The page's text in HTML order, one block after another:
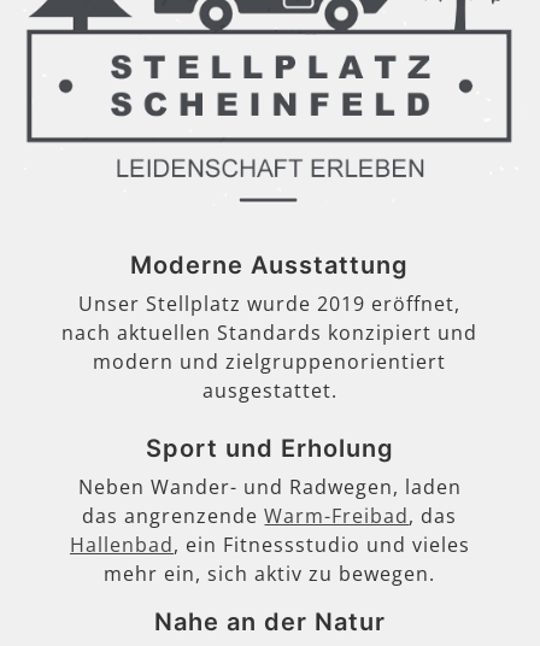
Moderne Ausstattung
Unser Stellplatz wurde 2019 eröffnet,
nach aktuellen Standards konzipiert und
modern und zielgruppenorientiert
ausgestattet.
Sport und Erholung
Neben Wander- und Radwegen, laden
das angrenzendeWarm-Freibad, das
Hallenbad, ein Fitnessstudio und vieles
mehr ein, sich aktiv zu bewegen.
Nahe an der Natur